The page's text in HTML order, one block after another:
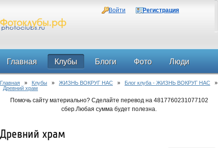
Войти Регистрация
Главная Клубы Блоги Фото Люди
Форум
Главная » Клубы » ЖИЗНЬ ВОКРУГ НАС » Блог клуба - ЖИЗНЬ ВОКРУГ НАС »
Древний храм
Помочь сайту материально? Сделайте перевод на 4817760231077102
сбер.Любая сумма будет полезна.
Древний храм